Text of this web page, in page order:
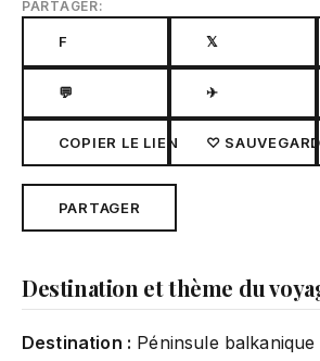
PARTAGER:
F 𝕏
💬 ✈
COPIER LE LIEN ♡
PARTAGER
Destination et thème du
Destination : Péninsule